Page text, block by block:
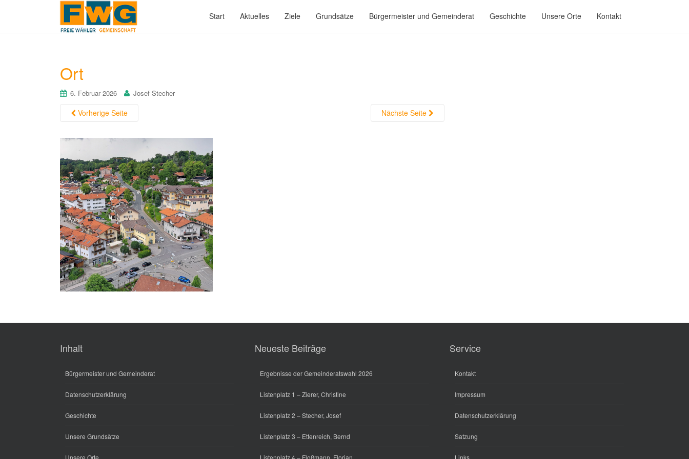
Start Aktuelles Ziele Grundsätze Bürgermeister und Gemeinderat Geschichte Unsere Orte Kontakt
Ort
6. Februar 2026 Josef Stecher
Vorherige Seite Nächste Seite
Inhalt
Bürgermeister und Gemeinderat
Datenschutzerklärung
Geschichte
Unsere Grundsätze
Unsere Orte
Neueste Beiträge
Ergebnisse der Gemeinderatswahl 2026
Listenplatz 1 – Zierer, Christine
Listenplatz 2 – Stecher, Josef
Listenplatz 3 – Ettenreich, Bernd
Listenplatz 4 – Floßmann, Florian
Service
Kontakt
Impressum
Datenschutzerklärung
Satzung
Links